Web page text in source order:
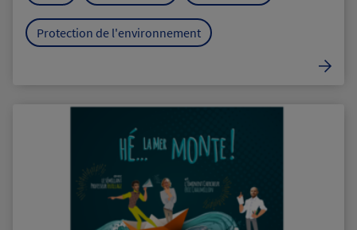
Protection de l'environnement